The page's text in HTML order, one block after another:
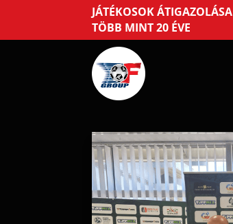
JÁTÉKOSOK ÁTIGAZOLÁSA
TÖBB MINT 20 ÉVE